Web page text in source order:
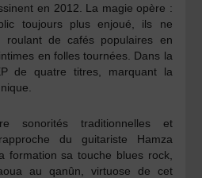
en 2012. La magie opère :
toujours plus enjoué, ils ne
de cafés populaires en
en folles tournées. Dans la
de quatre titres, marquant la
sonorités traditionnelles et
du guitariste Hamza
formation sa touche blues rock,
au qanûn, virtuose de cet